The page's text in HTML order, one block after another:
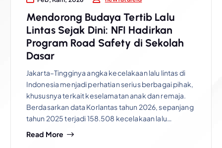
Mendorong Budaya Tertib Lalu
Lintas Sejak Dini: NFI Hadirkan
Program Road Safety di Sekolah
Dasar
Jakarta–Tingginya angka kecelakaan lalu lintas di
Indonesia menjadi perhatian serius berbagai pihak,
khususnya terkait keselamatan anak dan remaja.
Berdasarkan data Korlantas tahun 2026, sepanjang
tahun 2025 terjadi 158.508 kecelakaan lalu…
Read More